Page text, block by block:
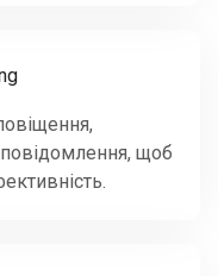
повідомлення, щоб